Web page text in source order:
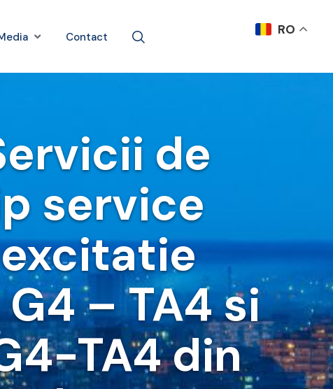
Contact
de
service
– TA4 si
TA4 din
RO